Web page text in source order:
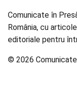
Comunicate în
România, cu
editoriale pentru
© 2026